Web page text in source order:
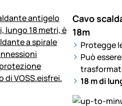
Cavo
18m
Protegge
Può
18 m di